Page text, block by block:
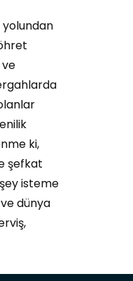
ki,
şefkat
isteme
dünya